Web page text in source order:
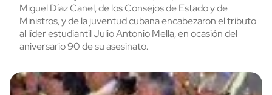
Miguel Díaz Canel, de los Consejos de Estado y de
Ministros, y de la juventud cubana encabezaron el tributo
al líder estudiantil Julio Antonio Mella, en ocasión del
aniversario 90 de su asesinato.